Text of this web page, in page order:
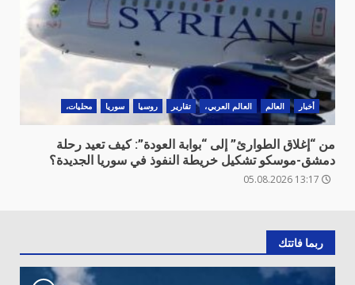
أخبار العالم العالم العربي، تقارير روسيا سوريا محليات،
من “إغلاق الطوارئ” إلى “بوابة العودة”: كيف تعيد رحلة
دمشق-موسكو تشكيل خريطة النفوذ في سوريا الجديدة؟
ربما فاتتك